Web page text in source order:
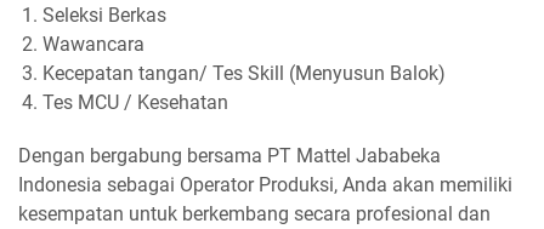
Seleksi Berkas
Wawancara
Kecepatan tangan/ Tes Skill (Menyusun Balok)
Tes MCU / Kesehatan
Dengan bergabung bersama PT Mattel Jababeka
Indonesia sebagai Operator Produksi, Anda akan memiliki
kesempatan untuk berkembang secara profesional dan